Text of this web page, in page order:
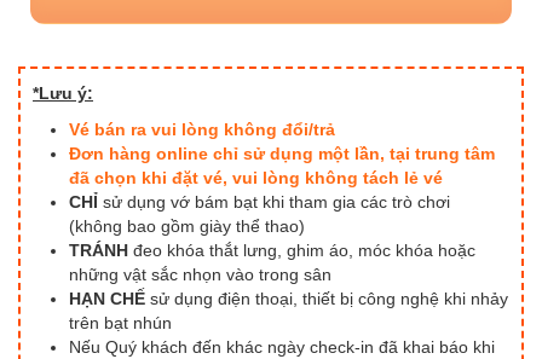
*Lưu ý:
Vé bán ra vui lòng không đổi/trả
Đơn hàng online chỉ sử dụng một lần, tại trung tâm
đã chọn khi đặt vé, vui lòng không tách lẻ vé
CHỈ sử dụng vớ bám bạt khi tham gia các trò chơi
(không bao gồm giày thể thao)
TRÁNH đeo khóa thắt lưng, ghim áo, móc khóa hoặc
những vật sắc nhọn vào trong sân
HẠN CHẾ sử dụng điện thoại, thiết bị công nghệ khi nhảy
trên bạt nhún
Nếu Quý khách đến khác ngày check-in đã khai báo khi